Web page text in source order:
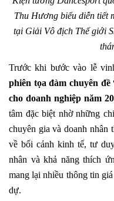
Thu Hương biểu diễn tiết
tại Giải Vô địch Thế giới
Trước khi bước vào lễ
phiên tọa đàm chuyên
cho doanh nghiệp năm
tâm đặc biệt nhờ những
chuyên gia và doanh nhân
về bối cảnh kinh tế, tư
nhân và khả năng thích
mang lại nhiều thông tin
dự.